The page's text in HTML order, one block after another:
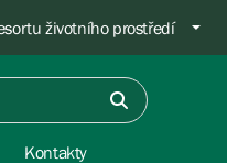
životního prostředí
Kontakty